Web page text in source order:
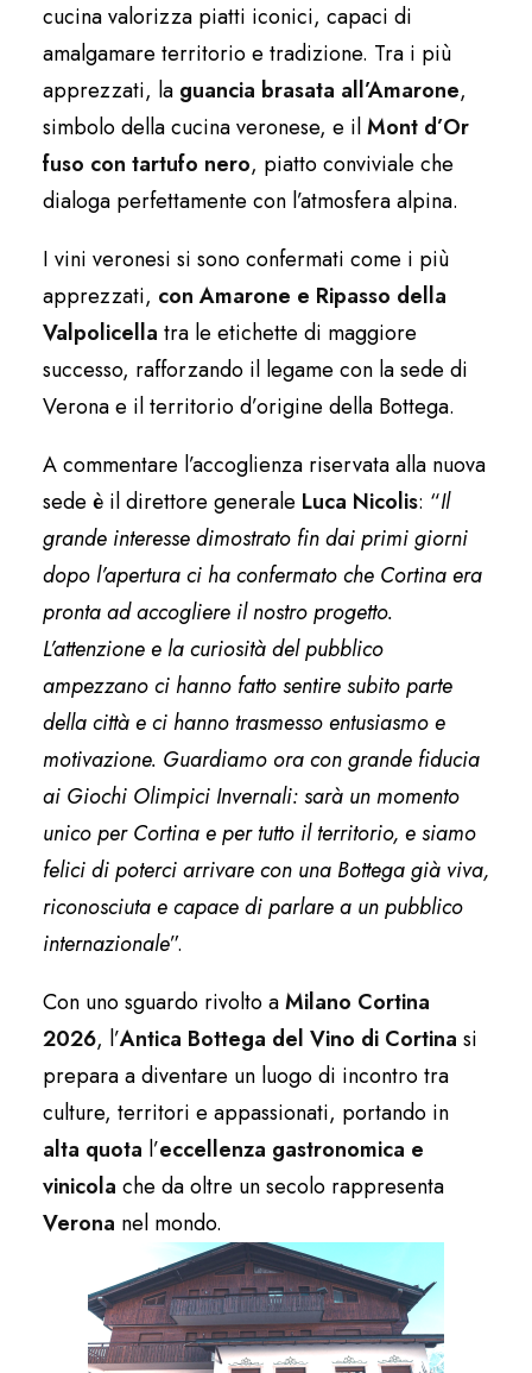
cucina valorizza piatti iconici, capaci di
amalgamare territorio e tradizione. Tra i più
apprezzati, la guancia brasata all’Amarone,
simbolo della cucina veronese, e ilMont d’Or
fuso con tartufo nero, piatto conviviale che
dialoga perfettamente con l’atmosfera alpina.
I vini veronesi si sono confermati come i più
apprezzati, con Amarone e Ripasso della
Valpolicella tra le etichette di maggiore
successo, rafforzando il legame con la sede di
Verona e il territorio d’origine della Bottega.
A commentare l’accoglienza riservata alla nuova
sede è il direttore generale Luca Nicolis: “Il
grande interesse dimostrato fin dai primi giorni
dopo l’apertura ci ha confermato che Cortina era
pronta ad accogliere il nostro progetto.
L’attenzione e la curiosità del pubblico
ampezzano ci hanno fatto sentire subito parte
della città e ci hanno trasmesso entusiasmo e
motivazione. Guardiamo ora con grande fiducia
ai Giochi Olimpici Invernali: sarà un momento
unico per Cortina e per tutto il territorio, e siamo
felici di poterci arrivare con una Bottega già viva,
riconosciuta e capace di parlare a un pubblico
internazionale”.
Con uno sguardo rivolto aMilano Cortina
2026, l’Antica Bottega del Vino di Cortina si
prepara a diventare un luogo di incontro tra
culture, territori e appassionati, portando in
alta quota l’eccellenza gastronomica e
vinicola che da oltre un secolo rappresenta
Verona nel mondo.